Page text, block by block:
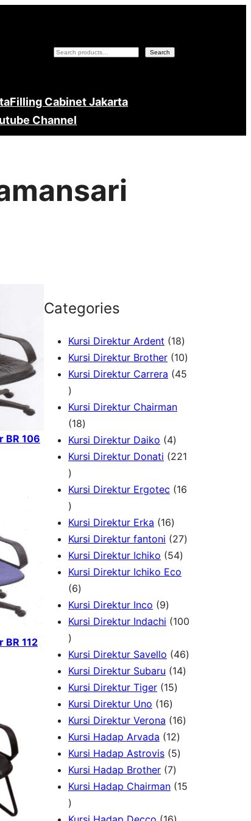
Search Search
Filling Cabinet Jakarta
Channel
BR 106
112
Categories
Kursi Direktur Ardent 181
8
P
k
Kursi Direktur Brother 101
0
u
Kursi Direktur Carrera
45
4
5
P
r
o
d
u
k
Kursi Direktur Chairman
181
8
P
o
u
k
Kursi Direktur Daiko 44
P
o
u
k
Kursi Direktur Donati
221
2
2
1
P
r
o
d
u
k
Kursi Direktur Ergotec
16
1
6
P
r
o
d
u
k
Kursi Direktur Erka 161
6
P
r
u
Kursi Direktur fantoni 272
d
k
Kursi Direktur Ichiko 545
4
o
u
k
Kursi Direktur Ichiko Eco
66
P
r
d
u
k
Kursi Direktur Inco 99
P
o
d
u
k
Kursi Direktur Indachi
100
1
0
0
P
r
o
d
u
k
Kursi Direktur Savello 464
Kursi Direktur Subaru 141
r
k
Kursi Direktur Tiger 151
P
r
o
d
u
Kursi Direktur Uno 161
6
P
r
o
d
k
Kursi Direktur Verona 161
o
Kursi Hadap Arvada 121
2
r
Kursi Hadap Astrovis 55
r
Kursi Hadap Brother 77
P
o
Kursi Hadap Chairman 15
1
5
1